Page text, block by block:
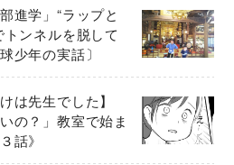
進学」“ラップと
ンネルを脱して
少年の実話〕
は先生でした】
の？」教室で始ま
話》